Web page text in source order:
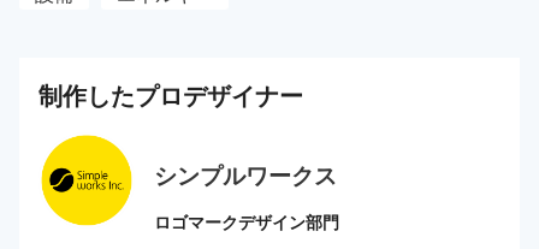
制作したプロデザイナー
シンプルワークス
ロゴマークデザイン部門